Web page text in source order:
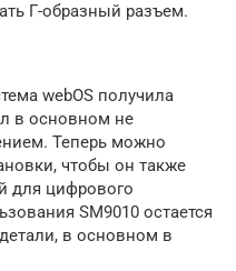
Г-образный разъем.
webOS получила
в основном не
Теперь можно
чтобы он также
для цифрового
SM9010 остается
в основном в